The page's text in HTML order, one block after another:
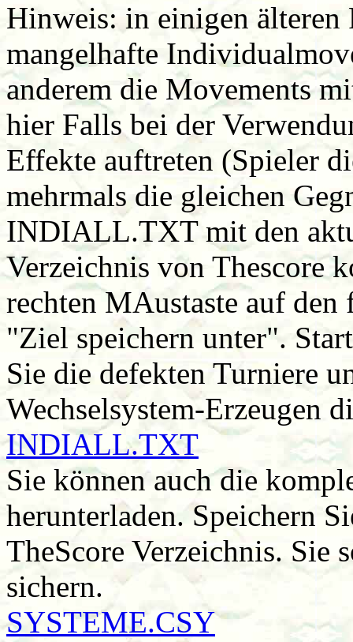
Hinweis: in einigen älteren
mangelhafte
anderem die Movements
hier Falls bei der
Effekte auftreten (Spieler
mehrmals die gleichen
INDIALL.TXT mit den
Verzeichnis von Thescore
rechten MAustaste auf
"Ziel speichern unter".
Sie die defekten Turniere
Wechselsystem-Erzeugen
INDIALL.TXT
Sie können auch die
herunterladen. Speichern
TheScore Verzeichnis. Sie
sichern.
SYSTEME.CSY